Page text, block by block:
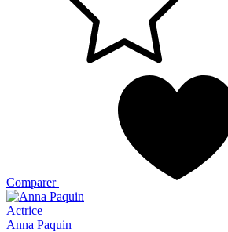
Comparer
Actrice
Anna Paquin